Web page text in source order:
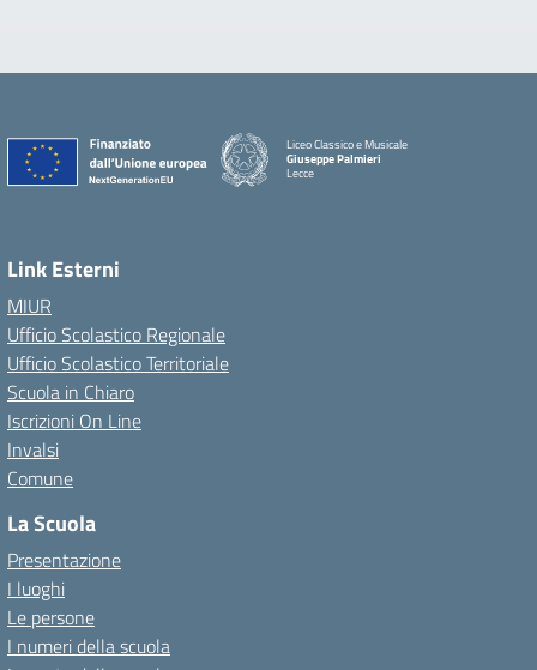
Liceo Classico e Musicale
Giuseppe Palmieri
Lecce
Link Esterni
MIUR
Ufficio Scolastico Regionale
Ufficio Scolastico Territoriale
Scuola in Chiaro
Iscrizioni On Line
Invalsi
Comune
La Scuola
Presentazione
I luoghi
Le persone
I numeri della scuola